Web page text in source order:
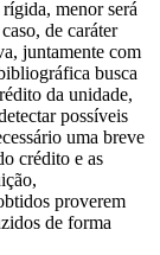
menor será
de caráter
juntamente com
busca
da unidade,
possíveis
uma breve
crédito e as
proverem
de forma